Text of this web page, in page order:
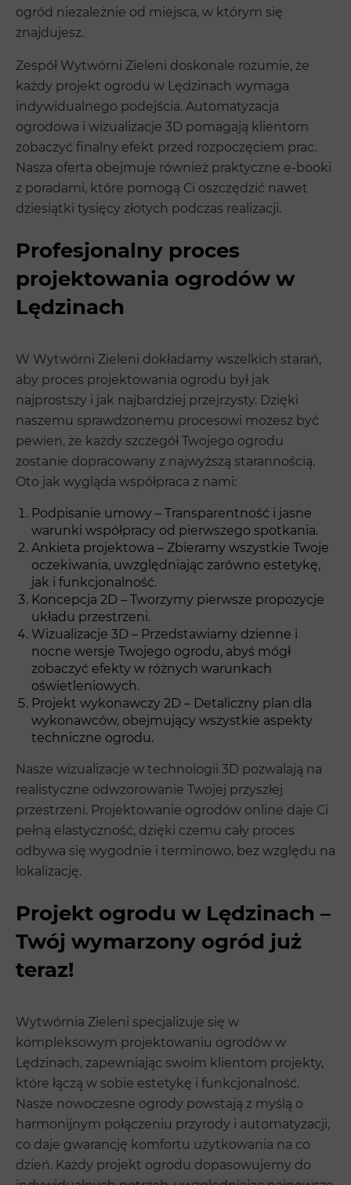
ogród niezależnie od miejsca, w którym się
znajdujesz.
Zespół Wytwórni Zieleni doskonale rozumie, że
każdy projekt ogrodu w Lędzinach wymaga
indywidualnego podejścia. Automatyzacja
ogrodowa i wizualizacje 3D pomagają klientom
zobaczyć finalny efekt przed rozpoczęciem prac.
Nasza oferta obejmuje również praktyczne e-booki
z poradami, które pomogą Ci oszczędzić nawet
dziesiątki tysięcy złotych podczas realizacji.
Profesjonalny proces
projektowania ogrodów w
Lędzinach
W Wytwórni Zieleni dokładamy wszelkich starań,
aby proces projektowania ogrodu był jak
najprostszy i jak najbardziej przejrzysty. Dzięki
naszemu sprawdzonemu procesowi możesz być
pewien, że każdy szczegół Twojego ogrodu
zostanie dopracowany z najwyższą starannością.
Oto jak wygląda współpraca z nami:
Podpisanie umowy – Transparentność i jasne
warunki współpracy od pierwszego spotkania.
Ankieta projektowa – Zbieramy wszystkie Twoje
oczekiwania, uwzględniając zarówno estetykę,
jak i funkcjonalność.
Koncepcja 2D – Tworzymy pierwsze propozycje
układu przestrzeni.
Wizualizacje 3D – Przedstawiamy dzienne i
nocne wersje Twojego ogrodu, abyś mógł
zobaczyć efekty w różnych warunkach
oświetleniowych.
Projekt wykonawczy 2D – Detaliczny plan dla
wykonawców, obejmujący wszystkie aspekty
techniczne ogrodu.
Nasze wizualizacje w technologii 3D pozwalają na
realistyczne odwzorowanie Twojej przyszłej
przestrzeni. Projektowanie ogrodów online daje Ci
pełną elastyczność, dzięki czemu cały proces
odbywa się wygodnie i terminowo, bez względu na
lokalizację.
Projekt ogrodu w Lędzinach –
Twój wymarzony ogród już
teraz!
Wytwórnia Zieleni specjalizuje się w
kompleksowym projektowaniu ogrodów w
Lędzinach, zapewniając swoim klientom projekty,
które łączą w sobie estetykę i funkcjonalność.
Nasze nowoczesne ogrody powstają z myślą o
harmonijnym połączeniu przyrody i automatyzacji,
co daje gwarancję komfortu użytkowania na co
dzień. Każdy projekt ogrodu dopasowujemy do